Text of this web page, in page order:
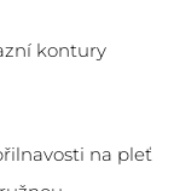
kontury
na pleť